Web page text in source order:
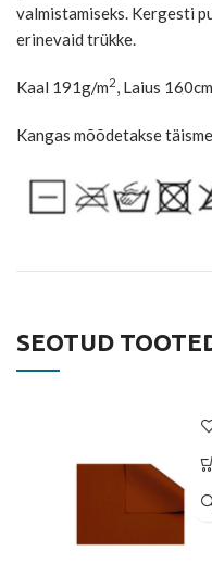
valmistamiseks. Kergesti
erinevaid trükke.
Kaal 191g/m2, Laius
Kangas mõõdetakse
SEOTUD